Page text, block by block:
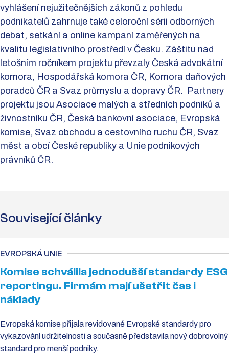
vyhlášení nejužitečnějších zákonů z pohledu
podnikatelů zahrnuje také celoroční sérii odborných
debat, setkání a online kampaní zaměřených na
kvalitu legislativního prostředí v Česku. Záštitu nad
letošním ročníkem projektu převzaly Česká advokátní
komora, Hospodářská komora ČR, Komora daňových
poradců ČR a Svaz průmyslu a dopravy ČR. Partnery
projektu jsou Asociace malých a středních podniků a
živnostníku ČR, Česká bankovní asociace, Evropská
komise, Svaz obchodu a cestovního ruchu ČR, Svaz
měst a obcí České republiky a Unie podnikových
právníků ČR.
Související články
EVROPSKÁ UNIE
Komise schválila jednodušší standardy ESG
reportingu. Firmám mají ušetřit čas i
náklady
Evropská komise přijala revidované Evropské standardy pro
vykazování udržitelnosti a současně představila nový dobrovolný
standard pro menší podniky.